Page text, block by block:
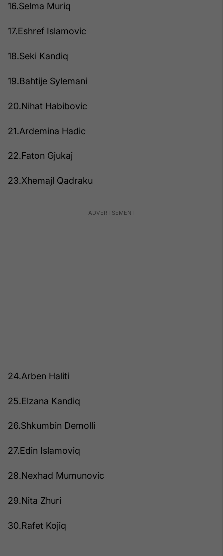
16.Selma Muriq
17.Eshref Islamovic
18.Seki Kandiq
19.Bahtije Sylemani
20.Nihat Habibovic
21.Ardemina Hadic
22.Faton Gjukaj
23.Xhemajl Qadraku
24.Arben Haliti
25.Elzana Kandiq
26.Shkumbin Demolli
27.Edin Islamoviq
28.Nexhad Mumunovic
29.Nita Zhuri
30.Rafet Kojiq